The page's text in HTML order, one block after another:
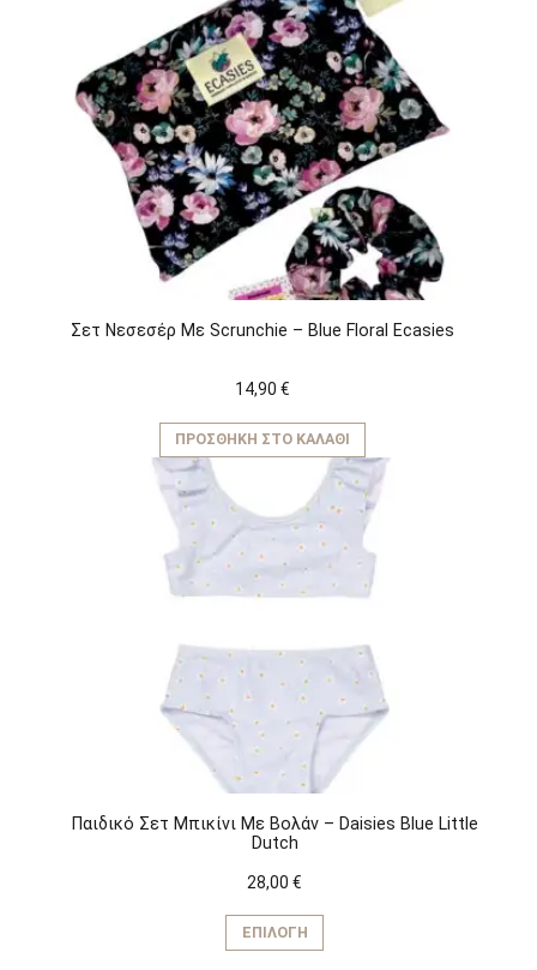
Σετ Νεσεσέρ Με Scrunchie – Blue Floral Ecasies
14,90 €
ΠΡΟΣΘΉΚΗ ΣΤΟ ΚΑΛΆΘΙ
Παιδικό Σετ Μπικίνι Με Βολάν – Daisies Blue Little
Dutch
28,00 €
ΕΠΙΛΟΓΉ
Αυτό
προϊόν